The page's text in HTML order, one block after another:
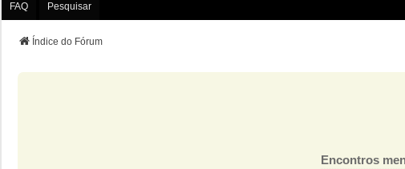
FAQ Pesquisar
Índice do Fórum
Encontros